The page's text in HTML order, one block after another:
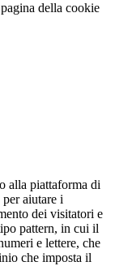
della cookie
alla piattaforma di
aiutare i
dei visitatori e
pattern, in cui il
e lettere, che
che imposta il